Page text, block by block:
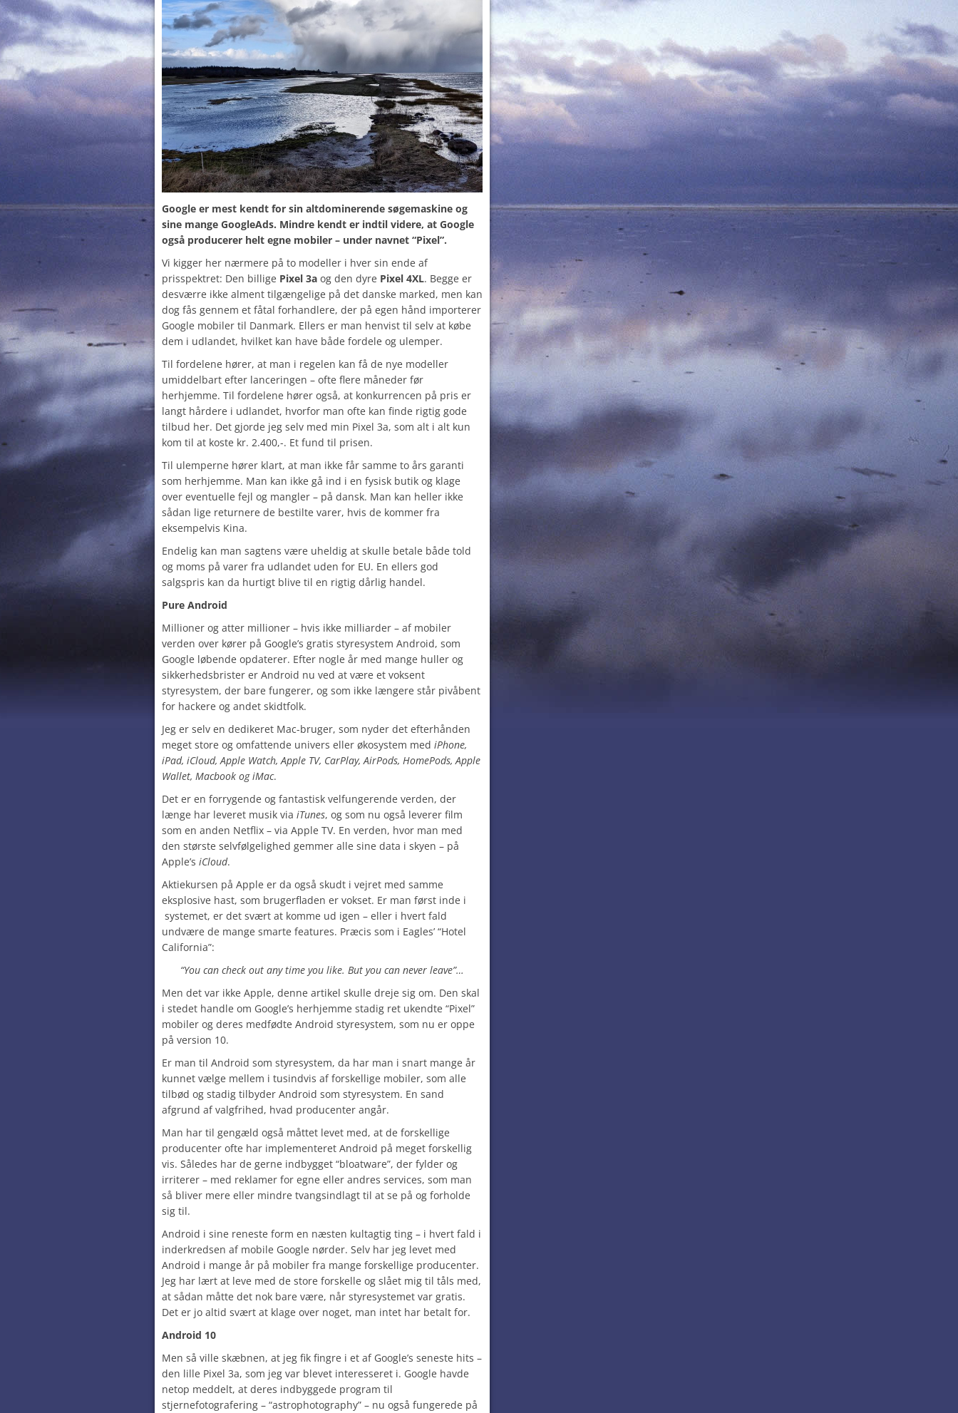
Google er mest kendt for sin altdominerende søgemaskine og
sine mange GoogleAds. Mindre kendt er indtil videre, at Google
også producerer helt egne mobiler – under navnet “Pixel”.
Vi kigger her nærmere på to modeller i hver sin ende af
prisspektret: Den billige Pixel 3a og den dyre Pixel 4XL. Begge er
desværre ikke alment tilgængelige på det danske marked, men kan
dog fås gennem et fåtal forhandlere, der på egen hånd importerer
Google mobiler til Danmark. Ellers er man henvist til selv at købe
dem i udlandet, hvilket kan have både fordele og ulemper.
Til fordelene hører, at man i regelen kan få de nye modeller
umiddelbart efter lanceringen – ofte flere måneder før
herhjemme. Til fordelene hører også, at konkurrencen på pris er
langt hårdere i udlandet, hvorfor man ofte kan finde rigtig gode
tilbud her. Det gjorde jeg selv med min Pixel 3a, som alt i alt kun
kom til at koste kr. 2.400,-. Et fund til prisen.
Til ulemperne hører klart, at man ikke får samme to års garanti
som herhjemme. Man kan ikke gå ind i en fysisk butik og klage
over eventuelle fejl og mangler – på dansk. Man kan heller ikke
sådan lige returnere de bestilte varer, hvis de kommer fra
eksempelvis Kina.
Endelig kan man sagtens være uheldig at skulle betale både told
og moms på varer fra udlandet uden for EU. En ellers god
salgspris kan da hurtigt blive til en rigtig dårlig handel.
Pure Android
Millioner og atter millioner – hvis ikke milliarder – af mobiler
verden over kører på Google’s gratis styresystem Android, som
Google løbende opdaterer. Efter nogle år med mange huller og
sikkerhedsbrister er Android nu ved at være et voksent
styresystem, der bare fungerer, og som ikke længere står pivåbent
for hackere og andet skidtfolk.
Jeg er selv en dedikeret Mac-bruger, som nyder det efterhånden
meget store og omfattende univers eller økosystem med iPhone,
iPad, iCloud, Apple Watch, Apple TV, CarPlay, AirPods, HomePods, Apple
Wallet, Macbook og iMac.
Det er en forrygende og fantastisk velfungerende verden, der
længe har leveret musik via iTunes, og som nu også leverer film
som en anden Netflix – via Apple TV. En verden, hvor man med
den største selvfølgelighed gemmer alle sine data i skyen – på
Apple’s iCloud.
Aktiekursen på Apple er da også skudt i vejret med samme
eksplosive hast, som brugerfladen er vokset. Er man først inde i
systemet, er det svært at komme ud igen – eller i hvert fald
undvære de mange smarte features. Præcis som i Eagles’ “Hotel
California”:
“You can check out any time you like. But you can never leave”…
Men det var ikke Apple, denne artikel skulle dreje sig om. Den skal
i stedet handle om Google’s herhjemme stadig ret ukendte “Pixel”
mobiler og deres medfødte Android styresystem, som nu er oppe
på version 10.
Er man til Android som styresystem, da har man i snart mange år
kunnet vælge mellem i tusindvis af forskellige mobiler, som alle
tilbød og stadig tilbyder Android som styresystem. En sand
afgrund af valgfrihed, hvad producenter angår.
Man har til gengæld også måttet levet med, at de forskellige
producenter ofte har implementeret Android på meget forskellig
vis. Således har de gerne indbygget “bloatware”, der fylder og
irriterer – med reklamer for egne eller andres services, som man
så bliver mere eller mindre tvangsindlagt til at se på og forholde
sig til.
Android i sine reneste form en næsten kultagtig ting – i hvert fald i
inderkredsen af mobile Google nørder. Selv har jeg levet med
Android i mange år på mobiler fra mange forskellige producenter.
Jeg har lært at leve med de store forskelle og slået mig til tåls med,
at sådan måtte det nok bare være, når styresystemet var gratis.
Det er jo altid svært at klage over noget, man intet har betalt for.
Android 10
Men så ville skæbnen, at jeg fik fingre i et af Google’s seneste hits –
den lille Pixel 3a, som jeg var blevet interesseret i. Google havde
netop meddelt, at deres indbyggede program til
stjernefotografering – “astrophotography” – nu også fungerede på